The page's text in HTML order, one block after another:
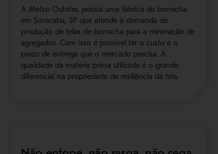
A Metso Outotec possui uma fábrica de borracha
em Sorocaba, SP que atende à demanda de
produção de telas de borracha para a mineração de
agregados. Com isso é possível ter o custo e o
prazo de entrega que o mercado precisa. A
qualidade da matéria prima utilizada é o grande
diferencial na propriedade de resiliência da tela.